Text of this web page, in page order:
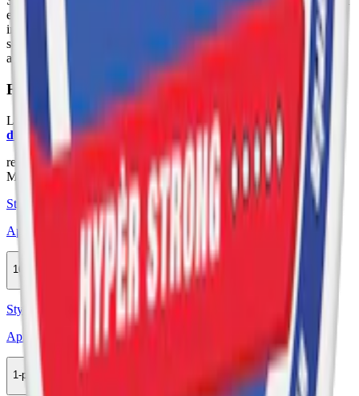
erbjuda ett
som både smakar och ser ut som
inget annat på marknaden. Idag finns Après i tre styrkor och nio
smaker. Med fokus på smak och unik design, ger Après varje
användare en unik upplevelse.
Färskt vitt snus
Läs mer om hur du förvarar Après No.7 Very Berry: "Så förvarar
du snuset rätt"
relaterade produkter
Mild
Styrka Mild · Slim
Après No.12 Blueberry
10-pack
279,90 kr
Styrka Normal · Slim
Après No.8 Raspberry Liqorice
1-pack
33,90 kr